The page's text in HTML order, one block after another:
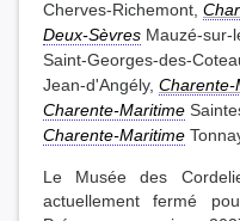
Cherves-Richemont,
Deux-Sèvres Mauzé-sur-
Saint-Georges-des-
Jean-d'Angély, Charente-
Charente-Maritime
Charente-Maritime
Le Musée des
actuellement fermé